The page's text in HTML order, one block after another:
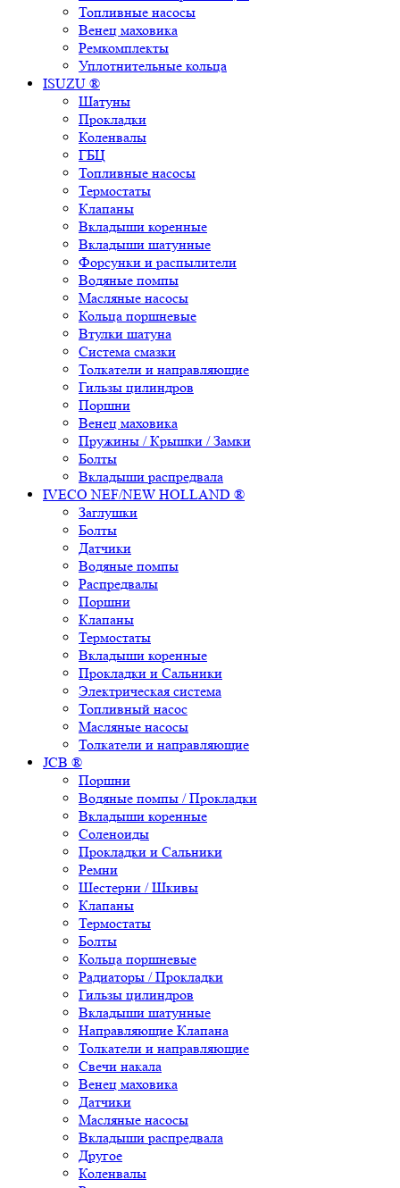
Топливные насосы
Венец маховика
Ремкомплекты
Уплотнительные кольца
ISUZU ®
Шатуны
Прокладки
Коленвалы
ГБЦ
Топливные насосы
Термостаты
Клапаны
Вкладыши коренные
Вкладыши шатунные
Форсунки и распылители
Водяные помпы
Масляные насосы
Кольца поршневые
Втулки шатуна
Система смазки
Толкатели и направляющие
Гильзы цилиндров
Поршни
Венец маховика
Пружины / Крышки / Замки
Болты
Вкладыши распредвала
IVECO NEF/NEW HOLLAND ®
Заглушки
Болты
Датчики
Водяные помпы
Распредвалы
Поршни
Клапаны
Термостаты
Вкладыши коренные
Прокладки и Сальники
Электрическая система
Топливный насос
Масляные насосы
Толкатели и направляющие
JCB ®
Поршни
Водяные помпы / Прокладки
Вкладыши коренные
Соленоиды
Прокладки и Сальники
Ремни
Шестерни / Шкивы
Клапаны
Термостаты
Болты
Кольца поршневые
Радиаторы / Прокладки
Гильзы цилиндров
Вкладыши шатунные
Направляющие Клапана
Толкатели и направляющие
Свечи накала
Венец маховика
Датчики
Масляные насосы
Вкладыши распредвала
Другое
Коленвалы